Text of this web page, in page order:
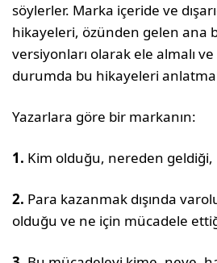
söylerler. Marka içeri­de ve
hikayeleri, özünden gelen ana
ver­siyonları olarak ele almalı
durumda bu hikayeleri
Yazarlara göre bir markanın:
1. Kim olduğu, nereden geldiği,
2. Para kazanmak dışında
olduğu ve ne için mücadele